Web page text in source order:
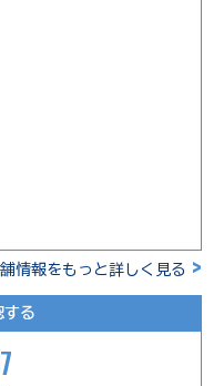
情報をもっと詳しく見る >
する